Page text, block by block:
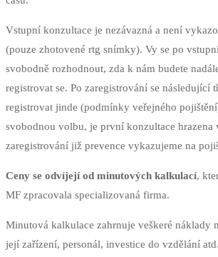
Vstupní konzultace je nezávazná a není
(pouze zhotovené rtg snímky). Vy se po
svobodně rozhodnout, zda k nám budete
registrovat se. Po zaregistrování se následující
registrovat jinde (podmínky veřejného
svobodnou volbu, je první konzultace hrazena
zaregistrování již prevence vykazujeme na
Ceny se odvíjejí od minutových kalkulací,
MF zpracovala specializovaná firma.
Minutová kalkulace zahrnuje veškeré náklady
její zařízení, personál, investice do vzdělání